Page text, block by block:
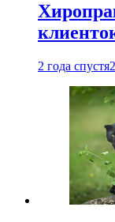
2 года спустя